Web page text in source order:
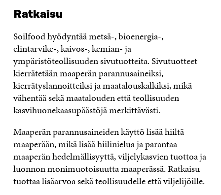
Ratkaisu
Soilfood hyödyntää metsä-, bioenergia-,
elintarvike-, kaivos-, kemian- ja
ympäristöteollisuuden sivutuotteita. Sivutuotteet
kierrätetään maaperän parannusaineiksi,
kierrätyslannoitteiksi ja maatalouskalkiksi, mikä
vähentää sekä maatalouden että teollisuuden
kasvihuonekaasupäästöjä merkittävästi.
Maaperän parannusaineiden käyttö lisää hiiltä
maaperään, mikä lisää hiilinielua ja parantaa
maaperän hedelmällisyyttä, viljelykasvien tuottoa ja
luonnon monimuotoisuutta maaperässä. Ratkaisu
tuottaa lisäarvoa sekä teollisuudelle että viljelijöille.